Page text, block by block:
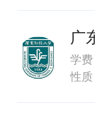
广
学费
性质